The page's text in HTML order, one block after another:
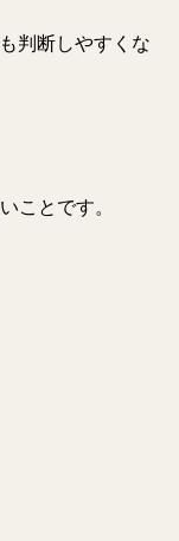
判断しやすくな
ことです。